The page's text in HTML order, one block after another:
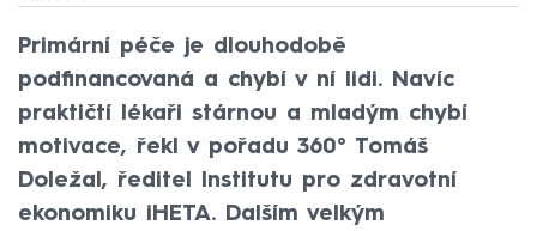
Primární péče je dlouhodobě
podfinancovaná a chybí v ní lidi. Navíc
praktičtí lékaři stárnou a mladým chybí
motivace, řekl v pořadu 360° Tomáš
Doležal, ředitel Institutu pro zdravotní
ekonomiku iHETA. Dalším velkým